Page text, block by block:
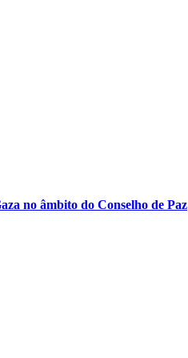
no âmbito do Conselho de Paz